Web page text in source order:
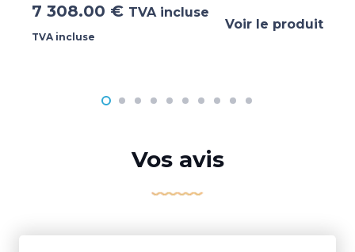
7 308.00 € TVA incluse
TVA incluse
Voir le produit
Vos avis